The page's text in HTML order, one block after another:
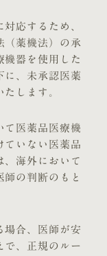
応するため、
（薬機法）の承
機器を使用した
に、未承認医薬
します。
て医薬品医療機
ていない医薬品
、海外において
師の判断のもと
場合、医師が安
で、正規のルー